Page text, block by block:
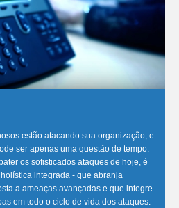
estão atacando sua organização, e
ser apenas uma questão de tempo.
os sofisticados ataques de hoje, é
integrada - que abranja
a ameaças avançadas e que integre
em todo o ciclo de vida dos ataques.